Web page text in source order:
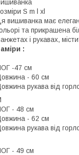
S m l xl
вишиванка має
та прикрашена
і рукавах,
:
-47 см
- 60 см
рукава від
- 48 см
- 62 см
рукава від
- 49 см